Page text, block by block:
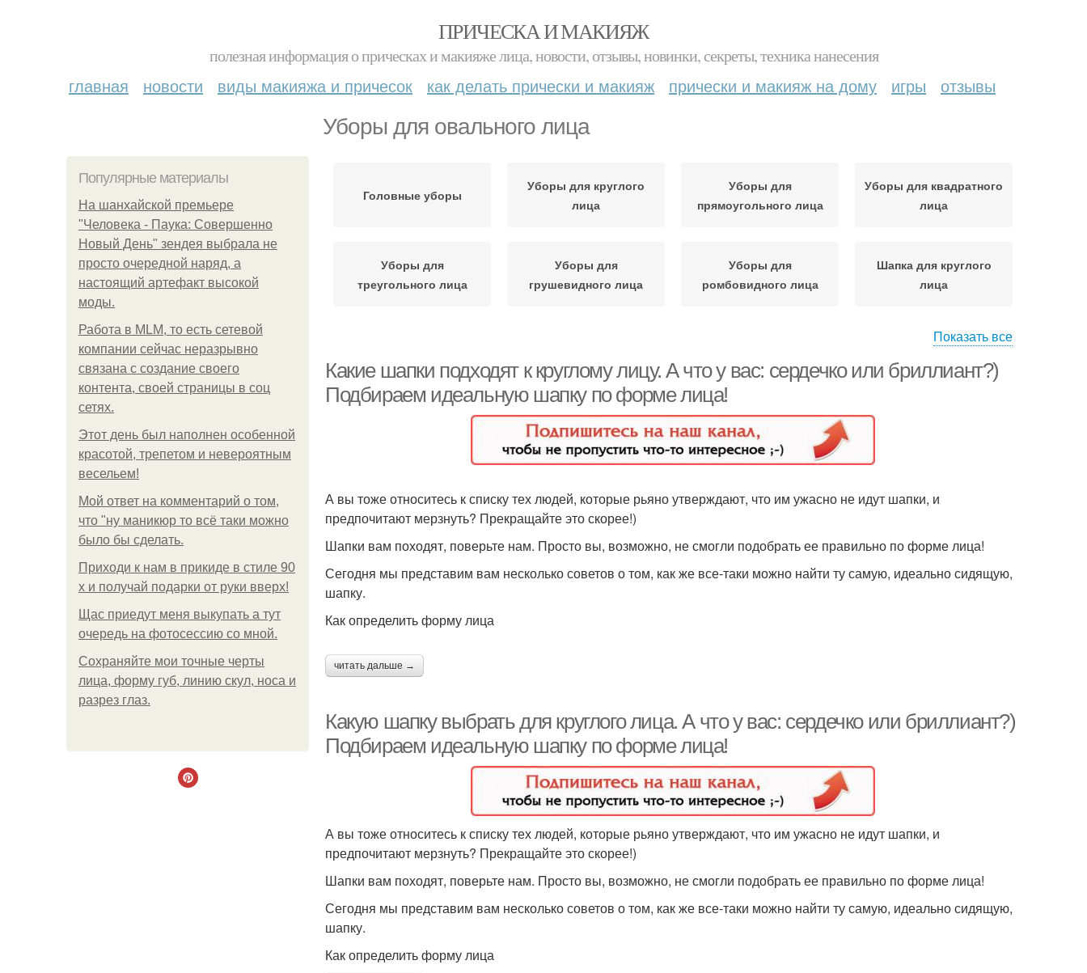
ПРИЧЕСКА И МАКИЯЖ
полезная информация о прическах и макияже лица, новости, отзывы, новинки, секреты, техника нанесения
главная новости виды макияжа и причесок как делать прически и макияж прически и макияж на дому игры отзывы
Уборы для овального лица
Популярные материалы
На шанхайской премьере
"Человека - Паука: Совершенно
Новый День" зендея выбрала не
просто очередной наряд, а
настоящий артефакт высокой
моды.
Работа в MLM, то есть сетевой
компании сейчас неразрывно
связана с создание своего
контента, своей страницы в соц
сетях.
Этот день был наполнен особенной
красотой, трепетом и невероятным
весельем!
Мой ответ на комментарий о том,
что "ну маникюр то всё таки можно
было бы сделать.
Приходи к нам в прикиде в стиле 90
х и получай подарки от руки вверх!
Щас приедут меня выкупать а тут
очередь на фотосессию со мной.
Сохраняйте мои точные черты
лица, форму губ, линию скул, носа и
разрез глаз.
Головные уборы
Уборы для круглого
лица
Уборы для
прямоугольного лица
Уборы для квадратного
лица
Уборы для
треугольного лица
Уборы для
грушевидного лица
Уборы для
ромбовидного лица
Шапка для круглого
лица
лица
Убор в зависимости Круглое лицо
Прямоугольное лицо Квадратное лицо
Шапка для
Показать все
Какие шапки подходят к круглому лицу. А что у вас: сердечко или бриллиант?)
Подбираем идеальную шапку по форме лица!
А вы тоже относитесь к списку тех людей, которые рьяно утверждают, что им ужасно не идут шапки, и
предпочитают мерзнуть? Прекращайте это скорее!)
Шапки вам походят, поверьте нам. Просто вы, возможно, не смогли подобрать ее правильно по форме лица!
Сегодня мы представим вам несколько советов о том, как же все-таки можно найти ту самую, идеально сидящую,
шапку.
Как определить форму лица
читать дальше →
Какую шапку выбрать для круглого лица. А что у вас: сердечко или бриллиант?)
Подбираем идеальную шапку по форме лица!
А вы тоже относитесь к списку тех людей, которые рьяно утверждают, что им ужасно не идут шапки, и
предпочитают мерзнуть? Прекращайте это скорее!)
Шапки вам походят, поверьте нам. Просто вы, возможно, не смогли подобрать ее правильно по форме лица!
Сегодня мы представим вам несколько советов о том, как же все-таки можно найти ту самую, идеально сидящую,
шапку.
Как определить форму лица